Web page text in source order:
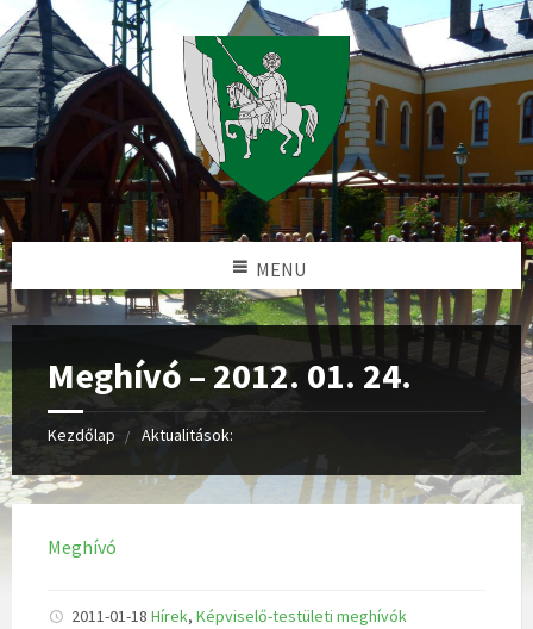
MENU
Meghívó – 2012. 01. 24.
Kezdőlap Aktualitások:
Meghívó
2011-01-18 Hírek, Képviselő-testületi meghívók